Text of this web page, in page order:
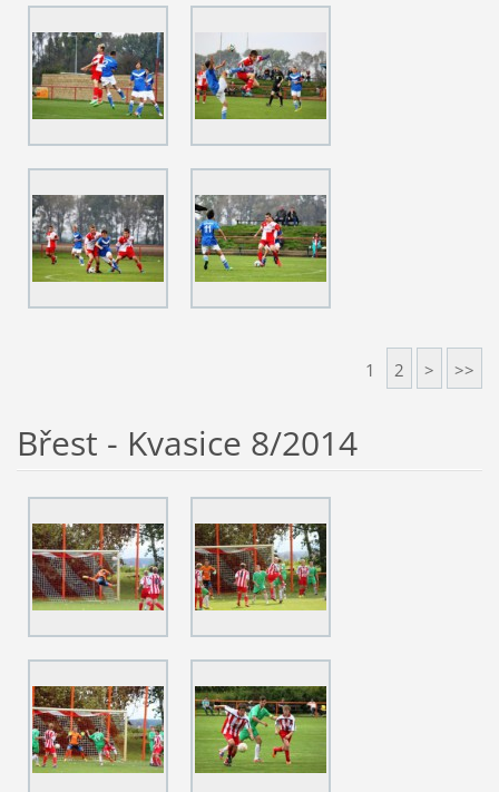
1 2 > >>
Břest - Kvasice 8/2014